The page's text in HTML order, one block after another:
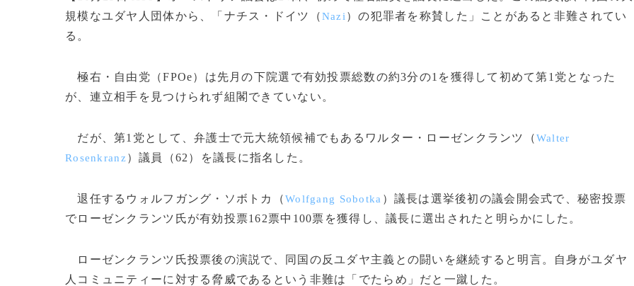
規模なユダヤ人団体から、「ナチス・ドイツ（Nazi ）の犯罪者を称賛した」ことがあると非難されてい
る。
極右・自由党（FPOe）は先月の下院選で有効投票総数の約3分の1を獲得して初めて第1党となった
が、連立相手を見つけられず組閣できていない。
だが、第1党として、弁護士で元大統領候補でもあるワルター・ローゼンクランツ（Walter
Rosenkranz）議員（62）を議長に指名した。
退任するウォルフガング・ソボトカ（Wolfgang Sobotka ）議長は選挙後初の議会開会式で、秘密投票
でローゼンクランツ氏が有効投票162票中100票を獲得し、議長に選出されたと明らかにした。
ローゼンクランツ氏投票後の演説で、同国の反ユダヤ主義との闘いを継続すると明言。自身がユダヤ
人コミュニティーに対する脅威であるという非難は「でたらめ」だと一蹴した。